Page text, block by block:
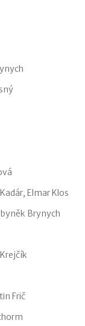
Elmar Klos
Brynych
Krejčík
Frič